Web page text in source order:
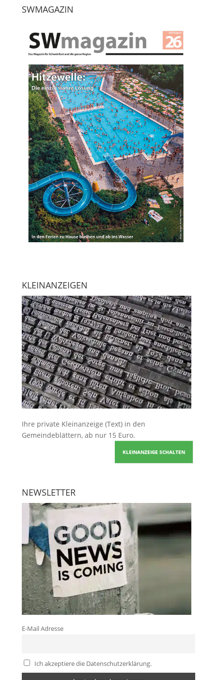
SWMAGAZIN
KLEINANZEIGEN
Ihre private Kleinanzeige (Text) in den
Gemeindeblättern, ab nur 15 Euro.
KLEINANZEIGE SCHALTEN
NEWSLETTER
E-Mail Adresse
Ich akzeptiere die Datenschutzerklärung.